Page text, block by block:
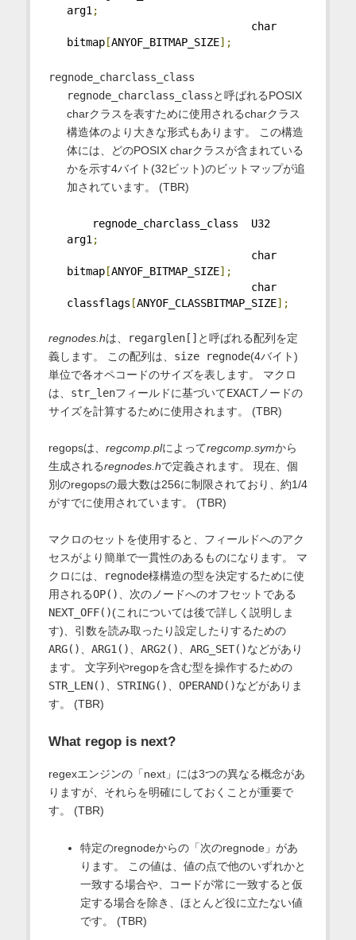
arg1;
char
bitmap[ANYOF_BITMAP_SIZE];
regnode_charclass_class
regnode_charclass_classと呼ばれるPOSIX
charクラスを表すために使用されるcharクラス
構造体のより大きな形式もあります。 この構造
体には、どのPOSIX charクラスが含まれている
かを示す4バイト(32ビット)のビットマップが追
加されています。 (TBR)
regnode_charclass_class  U32
arg1 ;
char
bitmap[ANYOF_BITMAP_SIZE];
char
classflags [ANYOF_CLASSBITMAP_SIZE];
regnodes.hは、 regarglen[] と呼ばれる配列を定
義します。 この配列は、 size regnode(4バイト)
単位で各オペコードのサイズを表します。 マクロ
は、 str_lenフィールドに基づいてEXACTノードの
サイズを計算するために使用されます。 (TBR)
regopsは、 regcomp.plによってregcomp.symから
生成されるregnodes.hで定義されます。 現在、個
別のregopsの最大数は256に制限されており、約1/4
がすでに使用されています。 (TBR)
マクロのセットを使用すると、フィールドへのアク
セスがより簡単で一貫性のあるものになります。 マ
クロには、
regnode様構造の型を決定するために使
用されるOP()
、次のノードへのオフセットである
NEXT_OFF()(これについては後で詳しく説明しま
す)、引数を読み取ったり設定したりするための
ARG()
ARG1() ARG2() ARG_SET()などがあり
ます。 文字列やregopを含む型を操作するための
STR_LEN()
STRING() OPERAND()などがありま
す。 (TBR)
What regop is next?
regexエンジンの「next」には3つの異なる概念があ
りますが、それらを明確にしておくことが重要で
す。 (TBR)
特定のregnodeからの「次のregnode」があ
ります。 この値は、値の点で他のいずれかと
一致する場合や、コードが常に一致すると仮
定する場合を除き、ほとんど役に立たない値
です。 (TBR)